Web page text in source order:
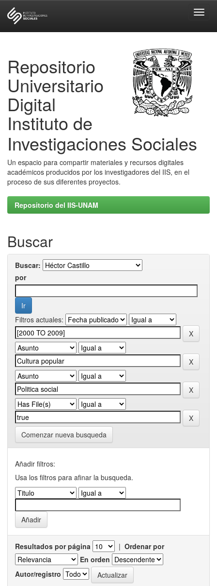
Repositorio
Universitario
Digital
Instituto de
Investigaciones Sociales
Un espacio para compartir materiales y recursos digitales
académicos producidos por los investigadores del IIS, en el
proceso de sus diferentes proyectos.
Repositorio del IIS-UNAM
Buscar
Buscar:
por
Filtros actuales:
Comenzar nueva busqueda
Añadir filtros:
Usa los filtros para afinar la busqueda.
Resultados por página | Ordenar por
En orden
Autor/registro